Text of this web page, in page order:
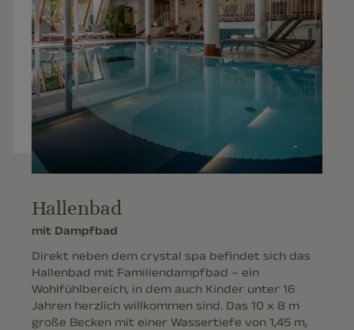
Hallenbad
mit Dampfbad
Direkt neben dem crystal spa befindet sich das
Hallenbad mit Familiendampfbad – ein
Wohlfühlbereich, in dem auch Kinder unter 16
Jahren herzlich willkommen sind. Das 10 x 8 m
große Becken mit einer Wassertiefe von 1,45 m,